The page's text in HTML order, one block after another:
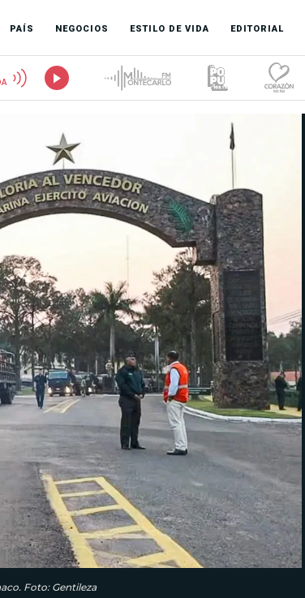
PAÍS NEGOCIOS ESTILO DE VIDA EDITORIAL
Foto: Gentileza